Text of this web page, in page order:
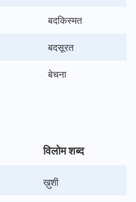
बदकिस्मत
बदसूरत
बेचना
विलोम शब्द
ख़ुशी